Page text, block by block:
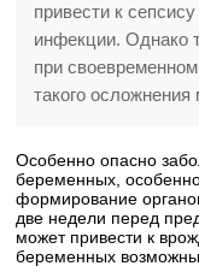
привести к
инфекции. Однако
при
такого
Особенно опасно
беременных,
формирование
две недели перед
может привести к
беременных